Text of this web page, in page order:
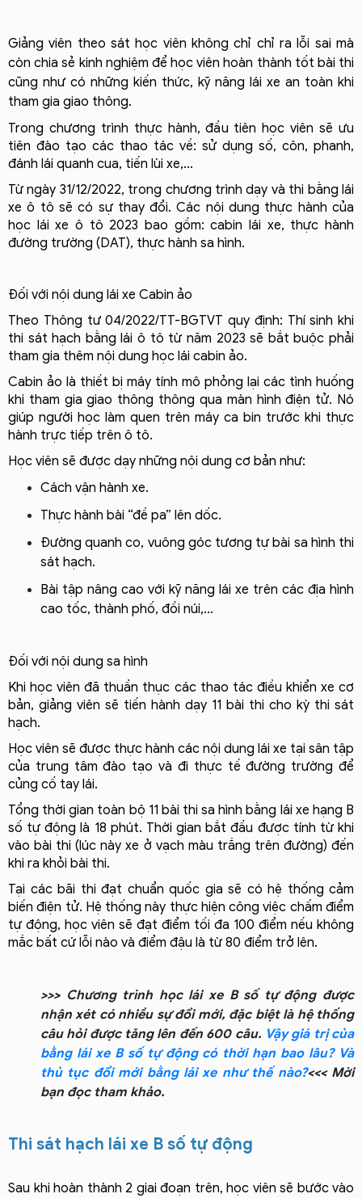
Giảng viên theo sát học viên không chỉ chỉ ra lỗi sai mà
còn chia sẻ kinh nghiệm để học viên hoàn thành tốt bài thi
cũng như có những kiến thức, kỹ năng lái xe an toàn khi
tham gia giao thông.
Trong chương trình thực hành, đầu tiên học viên sẽ ưu
tiên đào tạo các thao tác về: sử dụng số, côn, phanh,
đánh lái quanh cua, tiến lùi xe,...
Từ ngày 31/12/2022, trong chương trình dạy và thi bằng lái
xe ô tô sẽ có sự thay đổi. Các nội dung thực hành của
học lái xe ô tô 2023 bao gồm: cabin lái xe, thực hành
đường trường (DAT), thực hành sa hình.
Đối với nội dung lái xe Cabin ảo
Theo Thông tư 04/2022/TT-BGTVT quy định: Thí sinh khi
thi sát hạch bằng lái ô tô từ năm 2023 sẽ bắt buộc phải
tham gia thêm nội dung học lái cabin ảo.
Cabin ảo là thiết bị máy tính mô phỏng lại các tình huống
khi tham gia giao thông thông qua màn hình điện tử. Nó
giúp người học làm quen trên máy ca bin trước khi thực
hành trực tiếp trên ô tô.
Học viên sẽ được dạy những nội dung cơ bản như:
Cách vận hành xe.
Thực hành bài “đề pa” lên dốc.
Đường quanh co, vuông góc tương tự bài sa hình thi
sát hạch.
Bài tập nâng cao với kỹ năng lái xe trên các địa hình
cao tốc, thành phố, đồi núi,...
Đối với nội dung sa hình
Khi học viên đã thuần thục các thao tác điều khiển xe cơ
bản, giảng viên sẽ tiến hành dạy 11 bài thi cho kỳ thi sát
hạch.
Học viên sẽ được thực hành các nội dung lái xe tại sân tập
của trung tâm đào tạo và đi thực tế đường trường để
củng cố tay lái.
Tổng thời gian toàn bộ 11 bài thi sa hình bằng lái xe hạng B
số tự động là 18 phút. Thời gian bắt đầu được tính từ khi
vào bài thi (lúc này xe ở vạch màu trắng trên đường) đến
khi ra khỏi bài thi.
Tại các bãi thi đạt chuẩn quốc gia sẽ có hệ thống cảm
biến điện tử. Hệ thống này thực hiện công việc chấm điểm
tự động, học viên sẽ đạt điểm tối đa 100 điểm nếu không
mắc bất cứ lỗi nào và điểm đậu là từ 80 điểm trở lên.
>>> Chương trình học lái xe B số tự động được
nhận xét có nhiều sự đổi mới, đặc biệt là hệ thống
câu hỏi được tăng lên đến 600 câu. Vậy giá trị của
bằng lái xe B số tự động có thời hạn bao lâu? Và
thủ tục đổi mới bằng lái xe như thế nào?<<< Mời
bạn đọc tham khảo.
Thi sát hạch lái xe B số tự động
Sau khi hoàn thành 2 giai đoạn trên, học viên sẽ bước vào